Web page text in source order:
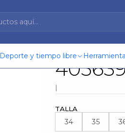
Deporte y tiempo libre
|
TALLA
34 35